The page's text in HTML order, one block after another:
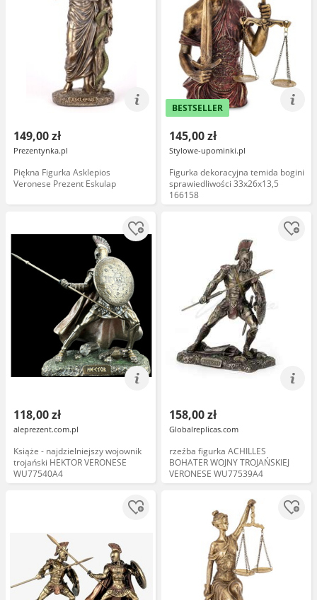
149,00 zł
Prezentynka.pl
Piękna Figurka Asklepios
Veronese Prezent Eskulap
BESTSELLER
145,00 zł
Stylowe-upominki.pl
Figurka dekoracyjna temida bogini
sprawiedliwości 33x26x13,5
166158
118,00 zł
aleprezent.com.pl
Książe - najdzielniejszy wojownik
trojański HEKTOR VERONESE
WU77540A4
158,00 zł
Globalreplicas.com
rzeźba figurka ACHILLES
BOHATER WOJNY TROJAŃSKIEJ
VERONESE WU77539A4